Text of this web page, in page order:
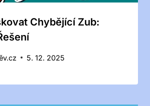
Chybějící Zub:
5. 12. 2025